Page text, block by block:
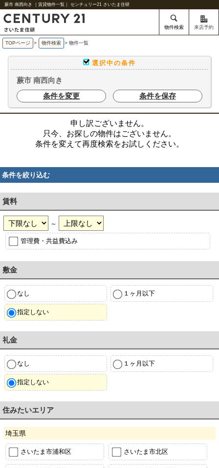
蕨市 南西向き ｜賃貸物件一覧｜ センチュリー21 さいたま住研
物件検索 来店予約
TOPページ > 物件検索 > 物件一覧
選択中の条件
蕨市 南西向き
条件を変更
条件を保存
申し訳ございません。
只今、お探しの物件はございません。
条件を変えて再度検索をお試しください。
条件を絞り込む
賃料
～
管理費・共益費込み
敷金
なし １ヶ月以下
指定しない
礼金
なし １ヶ月以下
指定しない
住みたいエリア
埼玉県
さいたま市浦和区 さいたま市北区